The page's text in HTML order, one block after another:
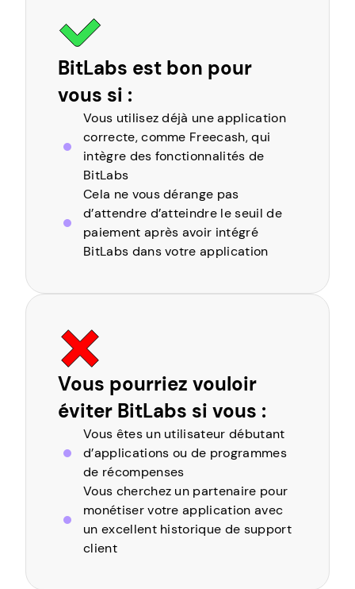
BitLabs est bon pour
vous si :
Vous utilisez déjà une application
correcte, comme Freecash, qui
intègre des fonctionnalités de
BitLabs
Cela ne vous dérange pas
d’attendre d’atteindre le seuil de
paiement après avoir intégré
BitLabs dans votre application
Vous pourriez vouloir
éviter BitLabs si vous :
Vous êtes un utilisateur débutant
d’applications ou de programmes
de récompenses
Vous cherchez un partenaire pour
monétiser votre application avec
un excellent historique de support
client